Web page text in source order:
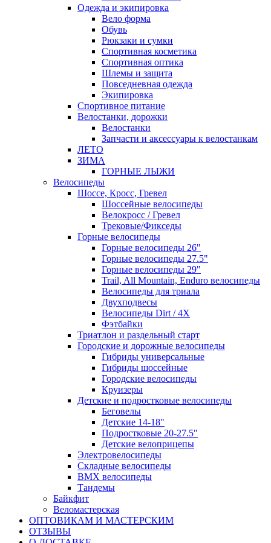
Одежда и экипировка
Вело форма
Обувь
Рюкзаки и сумки
Спортивная косметика
Спортивная оптика
Шлемы и защита
Повседневная одежда
Экипировка
Спортивное питание
Велостанки, дорожки
Велостанки
Запчасти и аксессуары к велостанкам
ЛЕТО
ЗИМА
ГОРНЫЕ ЛЫЖИ
Велосипеды
Шоссе, Кросс, Гревел
Шоссейные велосипеды
Велокросс / Гревел
Трековые/Фикседы
Горные велосипеды
Горные велосипеды 26"
Горные велосипеды 27.5"
Горные велосипеды 29"
Trail, All Mountain, Enduro велосипеды
Велосипеды для триала
Двухподвесы
Велосипеды Dirt / 4X
Фэтбайки
Триатлон и раздельный старт
Городские и дорожные велосипеды
Гибриды универсальные
Гибриды шоссейные
Городские велосипеды
Круизеры
Детские и подростковые велосипеды
Беговелы
Детские 14-18"
Подростковые 20-27.5"
Детские велоприцепы
Электровелосипеды
Складные велосипеды
BMX велосипеды
Тандемы
Байкфит
Веломастерская
ОПТОВИКАМ И МАСТЕРСКИМ
ОТЗЫВЫ